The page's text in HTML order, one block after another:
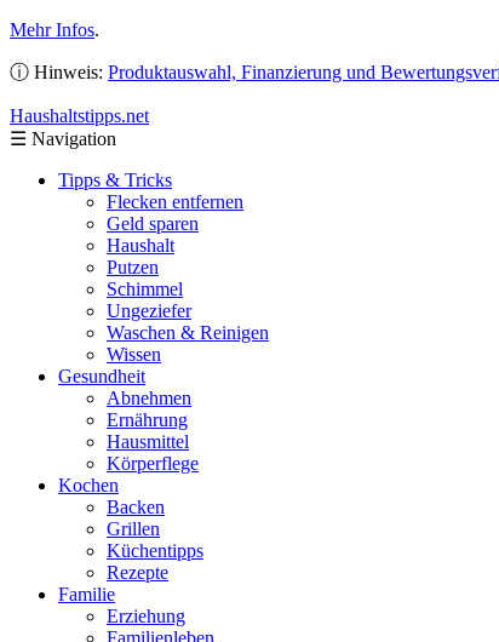
Mehr Infos.
ⓘ Hinweis: Produktauswahl, Finanzierung und
Haushaltstipps.net
☰ Navigation
Tipps & Tricks
Flecken entfernen
Geld sparen
Haushalt
Putzen
Schimmel
Ungeziefer
Waschen & Reinigen
Wissen
Gesundheit
Abnehmen
Ernährung
Hausmittel
Körperflege
Kochen
Backen
Grillen
Küchentipps
Rezepte
Familie
Erziehung
Familienleben